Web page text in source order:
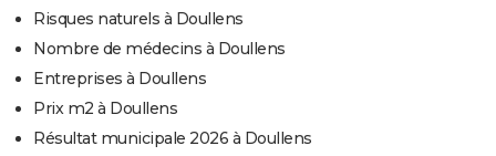
Risques naturels à Doullens
Nombre de médecins à Doullens
Entreprises à Doullens
Prix m2 à Doullens
Résultat municipale 2026 à Doullens